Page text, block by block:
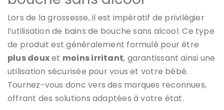
Lors de la grossesse, il est impératif de privilégier
l’utilisation de bains de bouche sans alcool. Ce type
de produit est généralement formulé pour être
plus douxet moins irritant, garantissant ainsi une
utilisation sécurisée pour vous et votre bébé.
Tournez-vous donc vers des marques reconnues,
offrant des solutions adaptées à votre état.